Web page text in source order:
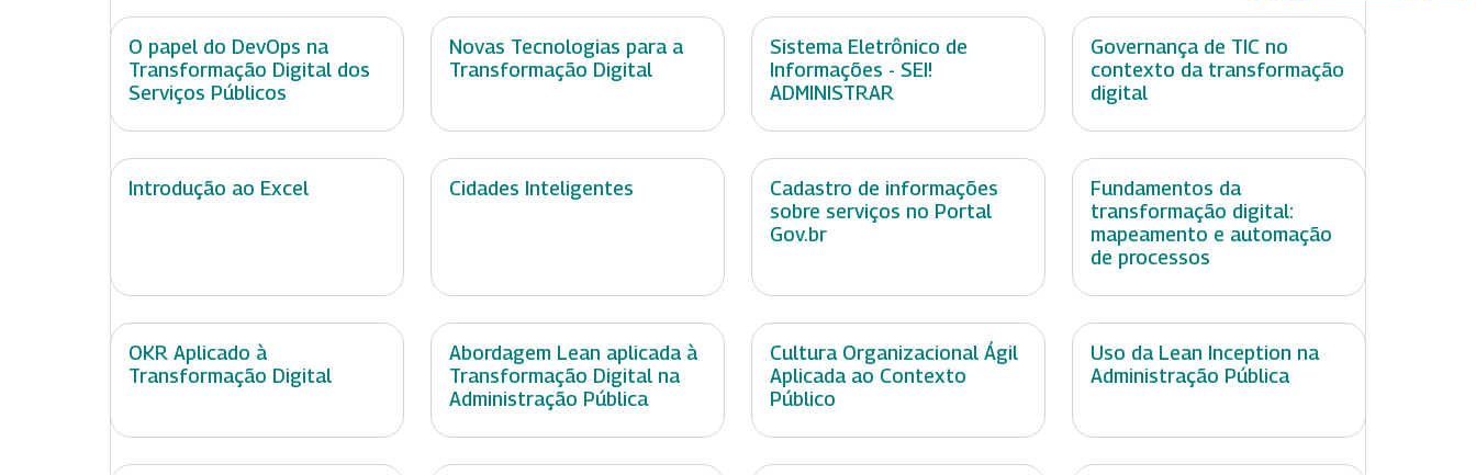
O papel do DevOps na
Transformação Digital dos
Serviços Públicos
Novas Tecnologias para a
Transformação Digital
Sistema Eletrônico de
Informações - SEI!
ADMINISTRAR
Governança de TIC no
contexto da transformação
digital
Introdução ao Excel Cidades Inteligentes
Cadastro de informações
sobre serviços no Portal
Gov.br
Fundamentos da
transformação digital:
mapeamento e automação
de processos
OKR Aplicado à
Transformação Digital
Abordagem Lean aplicada à
Transformação Digital na
Administração Pública
Cultura Organizacional Ágil
Aplicada ao Contexto
Público
Uso da Lean Inception na
Administração Pública